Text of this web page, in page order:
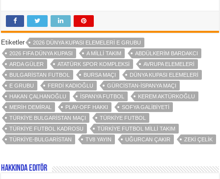
Etiketler
2026 DÜNYA KUPASI ELEMELERI E GRUBU
2026 FIFA DÜNYA KUPASI
A MILLI TAKIM
ABDÜLKERIM BARDAKCI
ARDA GÜLER
ATATÜRK SPOR KOMPLEKSI
AVRUPA ELEMELERI
BULGARISTAN FUTBOL
BURSA MAÇI
DÜNYA KUPASI ELEMELERI
E GRUBU
FERDI KADIOĞLU
GÜRCISTAN-İSPANYA MAÇI
HAKAN ÇALHANOĞLU
İSPANYA FUTBOL
KEREM AKTÜRKOĞLU
MERIH DEMIRAL
PLAY-OFF HAKKI
SOFYA GALIBIYETI
TÜRKIYE BULGARISTAN MAÇI
TÜRKIYE FUTBOL
TÜRKIYE FUTBOL KADROSU
TÜRKIYE FUTBOL MILLI TAKIM
TÜRKIYE-BULGARISTAN
TV8 YAYIN UĞURCAN ÇAKIR ZEKI ÇELIK
Hakkında Editör